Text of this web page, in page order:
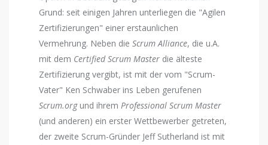
Grund: seit einigen Jahren unterliegen die "Agilen
Zertifizierungen" einer erstaunlichen
Vermehrung. Neben die Scrum Alliance, die u.A.
mit dem Certified Scrum Master die älteste
Zertifizierung vergibt, ist mit der vom "Scrum-
Vater" Ken Schwaber ins Leben gerufenen
Scrum.orgund ihrem Professional Scrum Master
(und anderen) ein erster Wettbewerber getreten,
der zweite Scrum-Gründer Jeff Sutherland ist mit